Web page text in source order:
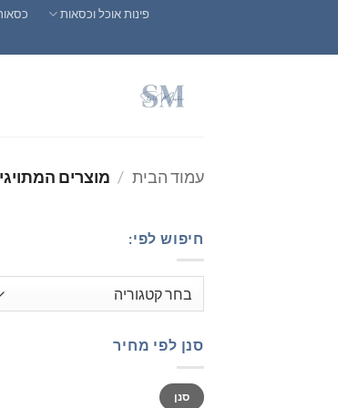
content
פינות אוכל וכסאות
עמוד הבית / מוצרים
חיפוש לפי:
סנן לפי מחיר
מחיר
מינימלי
מחיר
מקסימלי
סנן